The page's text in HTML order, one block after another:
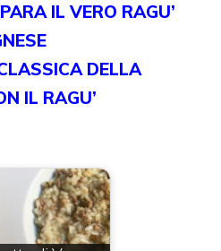
IL VERO RAGU’
DELLA
IL RAGU’